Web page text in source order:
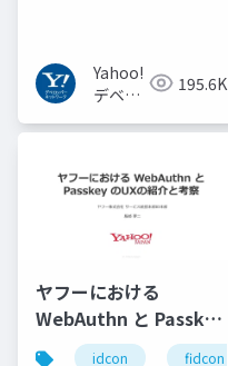
Yahoo!
デベロ
ネット
195.6K
ヤフーにおける
WebAuthn と Passkey
の UX の紹介と考察
idcon fidcon